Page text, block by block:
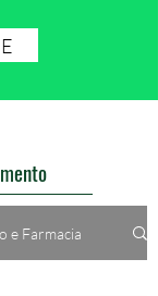
e Farmacia